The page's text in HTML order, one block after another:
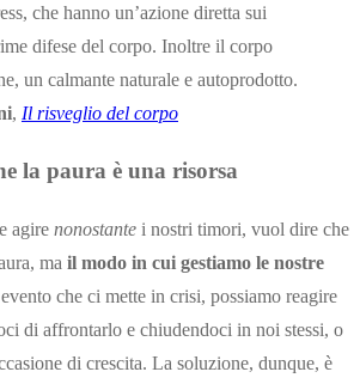
che hanno un’azione diretta sui
difese del corpo. Inoltre il corpo
un calmante naturale e autoprodotto.
, Il risveglio del corpo
la paura è una risorsa
agire nonostante i nostri timori, vuol dire che
ma il modo in cui gestiamo le nostre
che ci mette in crisi, possiamo reagire
di affrontarlo e chiudendoci in noi stessi, o
di crescita. La soluzione, dunque, è